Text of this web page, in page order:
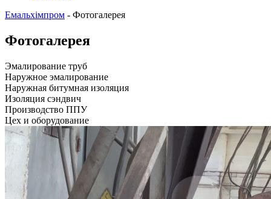
Емальхімпром - Фотогалерея
Фотогалерея
Эмалирование труб
Наружное эмалирование
Наружная битумная изоляция
Изоляция сэндвич
Производство ППУ
Цех и оборудование